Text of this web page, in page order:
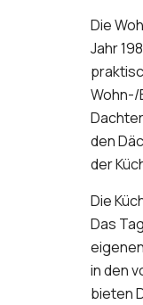
Die
Jahr
Wohn-/
den
der
Die
Das
in den
bieten